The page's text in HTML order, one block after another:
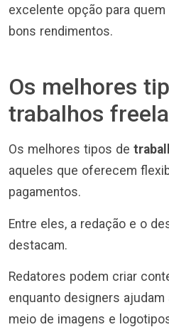
excelente opção para
bons rendimentos.
Os melhores
trabalhos
Os melhores tipos de
aqueles que oferecem
pagamentos.
Entre eles, a redação e o
destacam.
Redatores podem criar
enquanto designers
meio de imagens e